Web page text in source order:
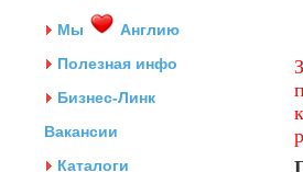
Мы
Англию
Полезная инфо
Бизнес-Линк
Вакансии
Каталоги